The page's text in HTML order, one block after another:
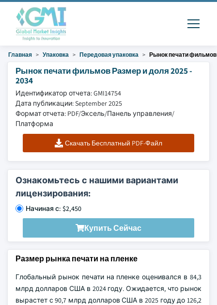
Главная Упаковка Передовая упаковка Рынок печати фильмов
Рынок печати фильмов Размер и доля 2025 -
2034
Идентификатор отчета: GMI14754
Дата публикации: September 2025
Формат отчета: PDF/Эксель/Панель управления/
Платформа
Скачать Бесплатный PDF-Файл
Ознакомьтесь с нашими вариантами
лицензирования:
Начиная с: $2,450
Купить Сейчас
Размер рынка печати на пленке
Глобальный рынок печати на пленке оценивался в 84,3
млрд долларов США в 2024 году. Ожидается, что рынок
вырастет с 90,7 млрд долларов США в 2025 году до 126,2